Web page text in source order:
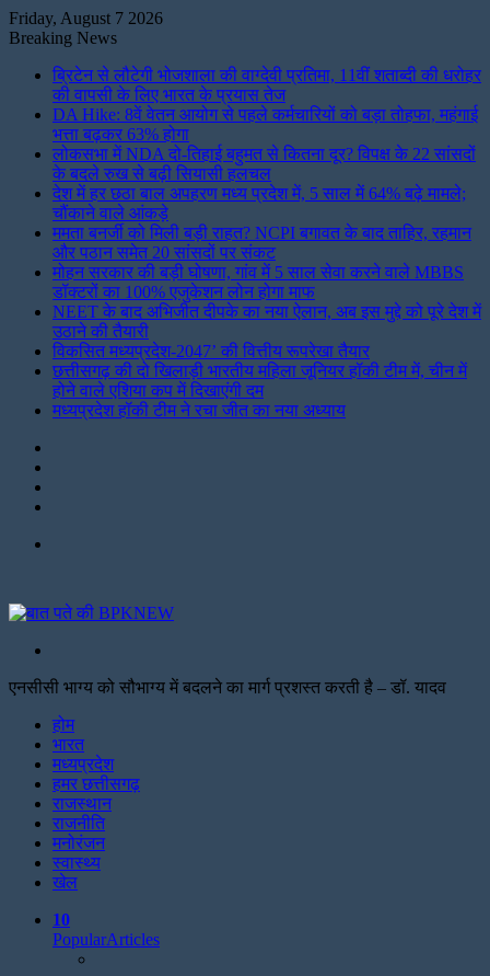
Friday, August 7 2026
Breaking News
ब्रिटेन से लौटेगी भोजशाला की वाग्देवी प्रतिमा, 11वीं शताब्दी की धरोहर
की वापसी के लिए भारत के प्रयास तेज
DA Hike: 8वें वेतन आयोग से पहले कर्मचारियों को बड़ा तोहफा, महंगाई
भत्ता बढ़कर 63% होगा
लोकसभा में NDA दो-तिहाई बहुमत से कितना दूर? विपक्ष के 22 सांसदों
के बदले रुख से बढ़ी सियासी हलचल
देश में हर छठा बाल अपहरण मध्य प्रदेश में, 5 साल में 64% बढ़े मामले;
चौंकाने वाले आंकड़े
ममता बनर्जी को मिली बड़ी राहत? NCPI बगावत के बाद ताहिर, रहमान
और पठान समेत 20 सांसदों पर संकट
मोहन सरकार की बड़ी घोषणा, गांव में 5 साल सेवा करने वाले MBBS
डॉक्टरों का 100% एजुकेशन लोन होगा माफ
NEET के बाद अभिजीत दीपके का नया ऐलान, अब इस मुद्दे को पूरे देश में
उठाने की तैयारी
विकसित मध्यप्रदेश-2047’ की वित्तीय रूपरेखा तैयार
छत्तीसगढ़ की दो खिलाड़ी भारतीय महिला जूनियर हॉकी टीम में, चीन में
होने वाले एशिया कप में दिखाएंगी दम
मध्यप्रदेश हॉकी टीम ने रचा जीत का नया अध्याय
एनसीसी भाग्य को सौभाग्य में बदलने का मार्ग प्रशस्त करती है – डॉ. यादव
होम
भारत
मध्यप्रदेश
हमर छत्तीसगढ़
राजस्थान
राजनीति
मनोरंजन
स्वास्थ्य
खेल
10
PopularArticles